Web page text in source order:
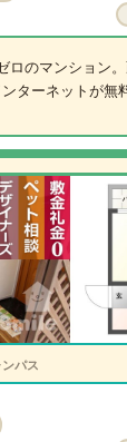
ロのマンション
ターネットが無
パス